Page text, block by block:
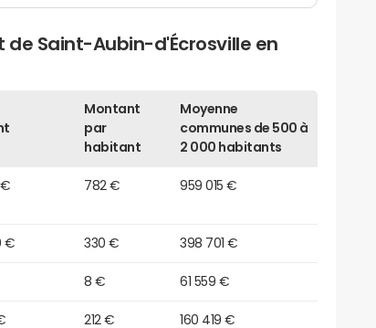
Saint-Aubin-d'Écrosville en
Montant
par
habitant
Moyenne
communes de 500 à
2 000 habitants
€ 782 € 959 015 €
€ 330 € 398 701 €
8 € 61 559 €
212 € 160 419 €